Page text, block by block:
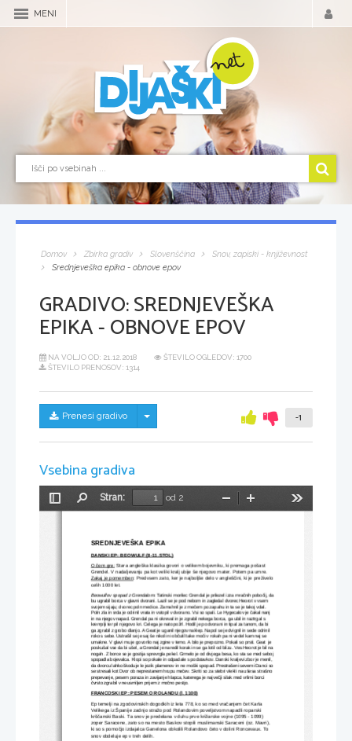
MENI
Domov Zbirka gradiv Slovenščina
Snov, zapiski - književnost
Srednjeveška epika - obnove epov
GRADIVO:SREDNJEVEŠKA
EPIKA - OBNOVE EPOV
NA VOLJO OD: 21.12.2018
ŠTEVILO OGLEDOV: 1700
ŠTEVILO PRENOSOV: 1314
Prenesi gradivo Skrij/prikaži meni -1
Vsebina gradiva
Preklopi
Stran:
od 2
Pomanjšaj
SREDNJEVEŠKA EPIKA
DANSKI EP: BEOWULF (8-11.STOL)
O čem gre: Stara angleška klasika govori o velikem bojevniku, ki premaga pošast
Grendel. V nadaljevanju pa kot veliki kralj ubije še njegovo mater. Potem pa umre.
Zakaj je pomemben: Predvsem zato, ker je najboljše delo v angleščini, ki je preživelo
celih 1000 let.
Beowulfov spopad z Grendalom: Tatinski morilec Grendal je prilezel izza mračnih pobočij, da
bu ugrabil borca v glavni dvorani. Lazil se je pod nebom in zagledal dvorec Heorot v vsem
svojem sijaju; dvorec poln medice. Zamahnil je z mečem po zapahu in ta se je takoj vdal.
Poln zla in srda je odrinil vrata in vstopil v dvorano. Vsi so spali. Le Hygecalov je čakal nanj
in na njegov napad. Grendal pa ni okreval in je zgrabil nekega borca, ga ubil in raztrgal s
kremplji ter pil njegovo kri. Celega je nato požrl. Hodil je po dvorani in tipal za tanom, da bi
ga zgrabil z grobo dlanjo. A Geat je uganil njegov naklep. Napol se je dvignil in sede odrinil
roko s sebe. Ustrašil se je saj še nikoli ni občutil take moči v rokah pa ni vedel kam naj se
umakne. V glavi mu je govorilo naj zgine v temo. A bilo je prepozno. Pokali so prsti. Geat  je
poskušal vse da bi ušel, a Grendal je naredil korak in se ga lotil od blizu. Ves Heorot je bil na
nogah. Z borce se je gostija sprevrgla pekel. Grmelo je od divjega besa, ko sta se med seboj
spopadla bojevalca. Klopi so pokale in odpadale s podstavkov. Danski kraljevi zbor je menil,
da dvorcu lahko škoduje le jezik plamenov in ne moški spopad. Prestrašeni severni Danci so
se stresali kot Dvor ob neprestanem hrupu mečev. Skriti so za stebri vlekli na ušesa strašno
prepevanje, pesem poraza in zavijanje hlapca, katerega je največji silak med vrlimi borci
čvrsto zgrabil v neusmiljen prijem z močno pestjo.
FRANCOSKI EP: PESEM O ROLANDU (l. 1100)
Ep temelji na zgodovinskih dogodkih iz leta 778, ko so med vračanjem čet Karla
Velikega iz Španije zadnjo stražo pod Rolandovim poveljstvom napadli roparski
krščanski Baski. Ta snov je predelana v duhu prve križarske vojne (1095 - 1099)
zoper Saracene, zato so na mesto Baskov stopili muslimanski Saraceni (oz. Mavri),
ki so s pomočjo izdajalca Ganelona obkolili Rolandovo četo v dolini Roncevaux. To
snov obdeluje ep v treh delih.